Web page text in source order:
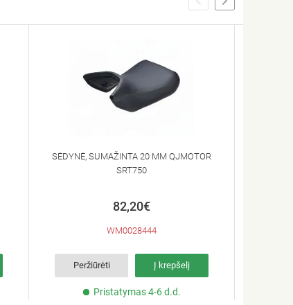
SĖDYNĖ, SUMAŽINTA 20 MM QJMOTOR
SRT750
82,20€
WM0028444
Peržiūrėti Į krepšelį
Pristatymas 4-6 d.d.